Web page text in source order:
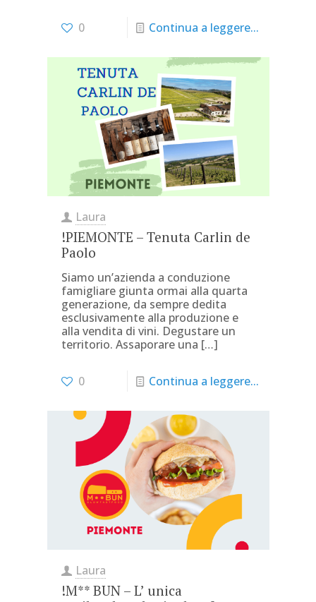
0 Continua a leggere...
Laura
!PIEMONTE – Tenuta Carlin de
Paolo
Siamo un’azienda a conduzione
famigliare giunta ormai alla quarta
generazione, da sempre dedita
esclusivamente alla produzione e
alla vendita di vini. Degustare un
territorio. Assaporare una […]
0 Continua a leggere...
Laura
!M** BUN – L’ unica